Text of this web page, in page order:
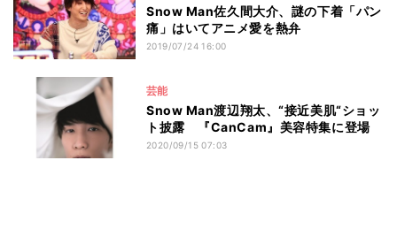
Snow Man佐久間大介、謎の下着「パン
痛」はいてアニメ愛を熱弁
2019/07/24 16:00
芸能
Snow Man渡辺翔太、“接近美肌“ショッ
ト披露 『CanCam』美容特集に登場
2020/09/15 07:03